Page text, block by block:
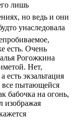
лишь 
но ведь и они
унаследовала
есть. Очень
Рогожкина
Нет,
есть экзальтация
все пытающейся
бабочка на огонь,
изображая